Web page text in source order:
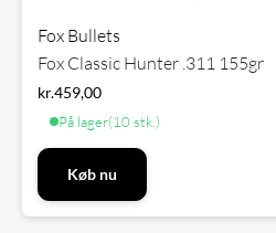
Fox Bullets
Fox Classic Hunter .311 155gr
kr.459,00
På lager(10 stk.)
Køb nu